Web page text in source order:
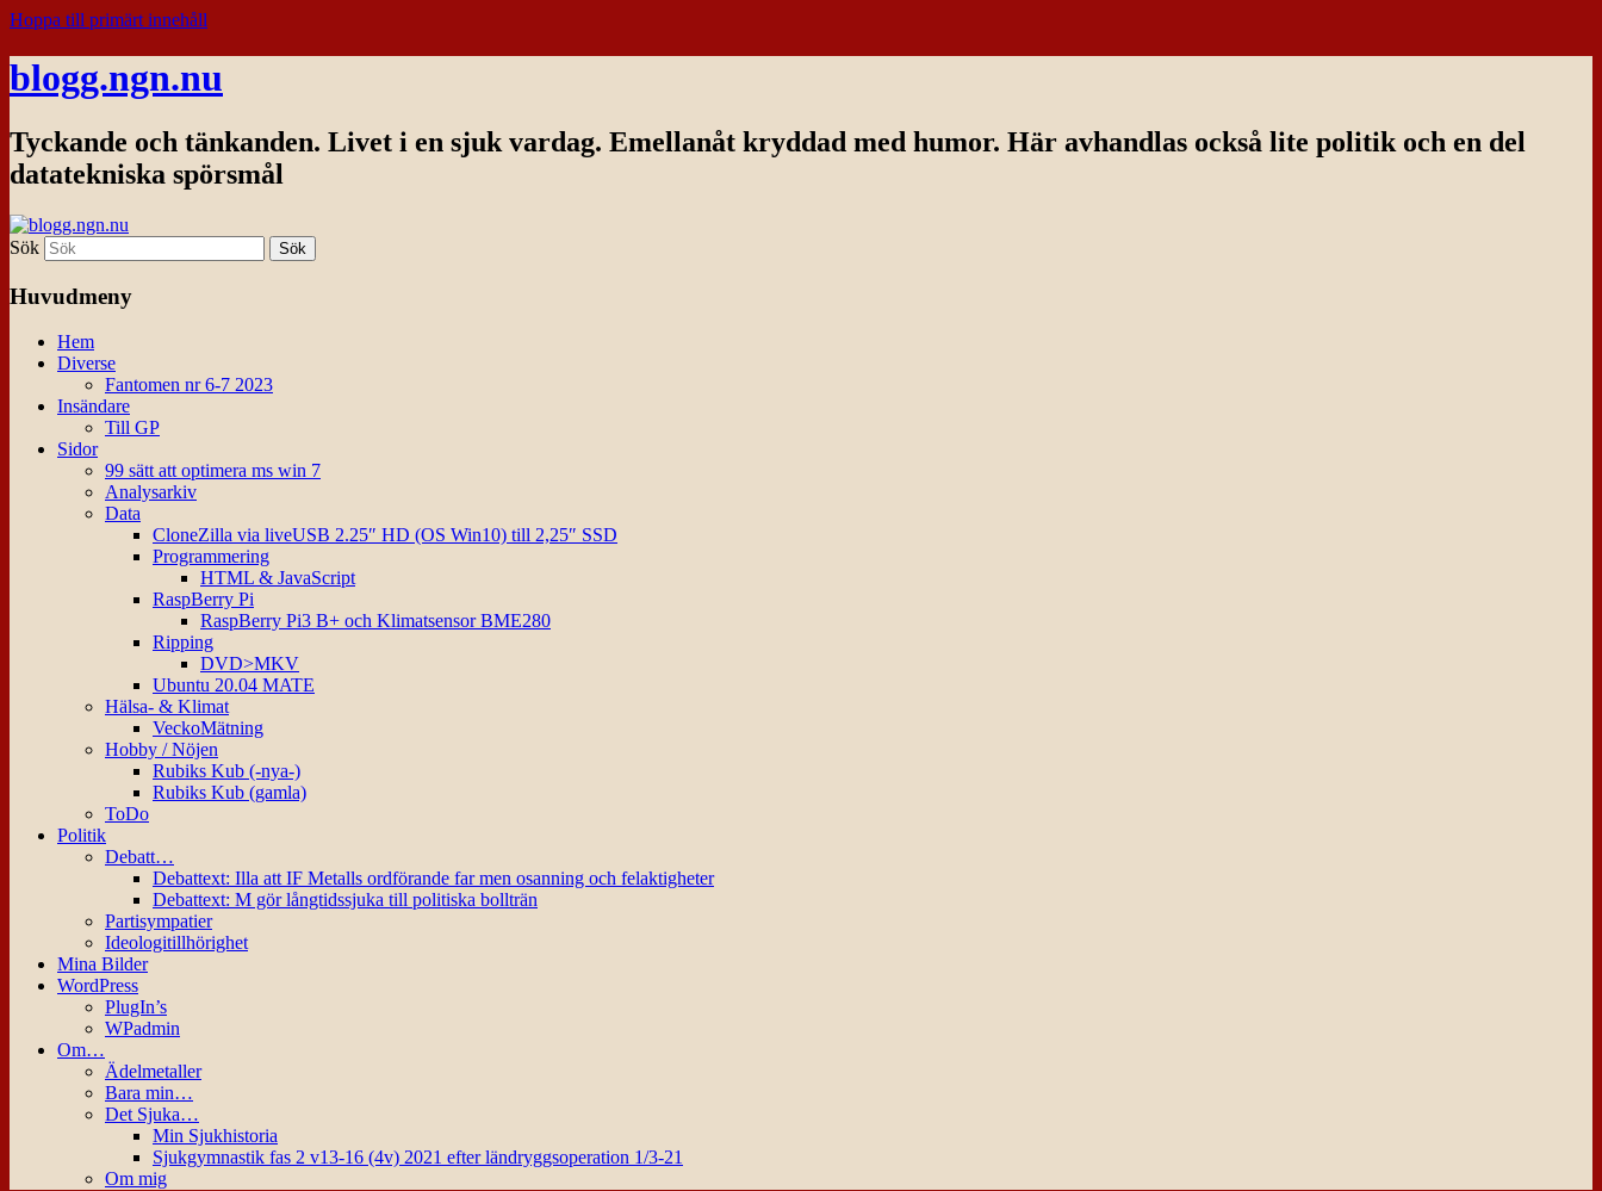
Hoppa till primärt innehåll
blogg.ngn.nu
Tyckande och tänkanden. Livet i en sjuk vardag. Emellanåt kryddad med humor. Här avhandlas också lite politik och en del
datatekniska spörsmål
Sök
Huvudmeny
Hem
Diverse
Fantomen nr 6-7 2023
Insändare
Till GP
Sidor
99 sätt att optimera ms win 7
Analysarkiv
Data
CloneZilla via liveUSB 2.25″ HD (OS Win10) till 2,25″ SSD
Programmering
HTML & JavaScript
RaspBerry Pi
RaspBerry Pi3 B+ och Klimatsensor BME280
Ripping
DVD>MKV
Ubuntu 20.04 MATE
Hälsa- & Klimat
VeckoMätning
Hobby / Nöjen
Rubiks Kub (-nya-)
Rubiks Kub (gamla)
ToDo
Politik
Debatt…
Debattext: Illa att IF Metalls ordförande far men osanning och felaktigheter
Debattext: M gör långtidssjuka till politiska bollträn
Partisympatier
Ideologitillhörighet
Mina Bilder
WordPress
PlugIn’s
WPadmin
Om…
Ädelmetaller
Bara min…
Det Sjuka…
Min Sjukhistoria
Sjukgymnastik fas 2 v13-16 (4v) 2021 efter ländryggsoperation 1/3-21
Om mig